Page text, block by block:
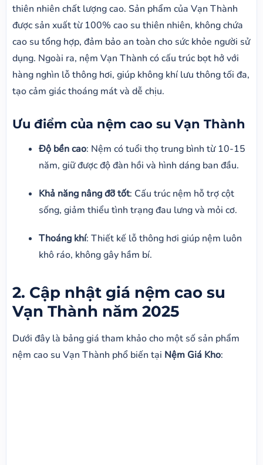
thiên nhiên chất lượng cao. Sản phẩm của Vạn Thành
được sản xuất từ 100% cao su thiên nhiên, không chứa
cao su tổng hợp, đảm bảo an toàn cho sức khỏe người sử
dụng. Ngoài ra, nệm Vạn Thành có cấu trúc bọt hở với
hàng nghìn lỗ thông hơi, giúp không khí lưu thông tối đa,
tạo cảm giác thoáng mát và dễ chịu.
Ưu điểm của nệm cao su Vạn Thành
Độ bền cao: Nệm có tuổi thọ trung bình từ 10-15
năm, giữ được độ đàn hồi và hình dáng ban đầu.
Khả năng nâng đỡ tốt: Cấu trúc nệm hỗ trợ cột
sống, giảm thiểu tình trạng đau lưng và mỏi cơ.
Thoáng khí: Thiết kế lỗ thông hơi giúp nệm luôn
khô ráo, không gây hầm bí.
2. Cập nhật giá nệm cao su
Vạn Thành năm 2025
Dưới đây là bảng giá tham khảo cho một số sản phẩm
nệm cao su Vạn Thành phổ biến tại Nệm Giá Kho: